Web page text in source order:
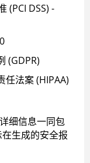
(PCI DSS) -
(GDPR)
任法案 (HIPAA)
细信息一同包
生成的安全报